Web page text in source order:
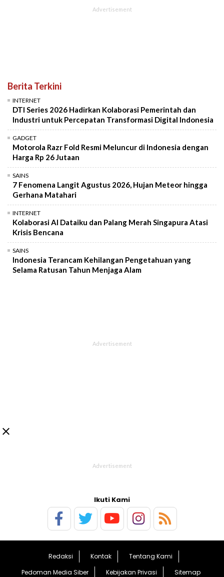
Berita Terkini
INTERNET
DTI Series 2026 Hadirkan Kolaborasi Pemerintah dan
Industri untuk Percepatan Transformasi Digital Indonesia
GADGET
Motorola Razr Fold Resmi Meluncur di Indonesia dengan
Harga Rp 26 Jutaan
SAINS
7 Fenomena Langit Agustus 2026, Hujan Meteor hingga
Gerhana Matahari
INTERNET
Kolaborasi AI Dataiku dan Palang Merah Singapura Atasi
Krisis Bencana
SAINS
Indonesia Terancam Kehilangan Pengetahuan yang
Selama Ratusan Tahun Menjaga Alam

Ikuti Kami
Redaksi Kontak
Tentang Kami
Pedoman Media Siber
Kebijakan Privasi Sitemap